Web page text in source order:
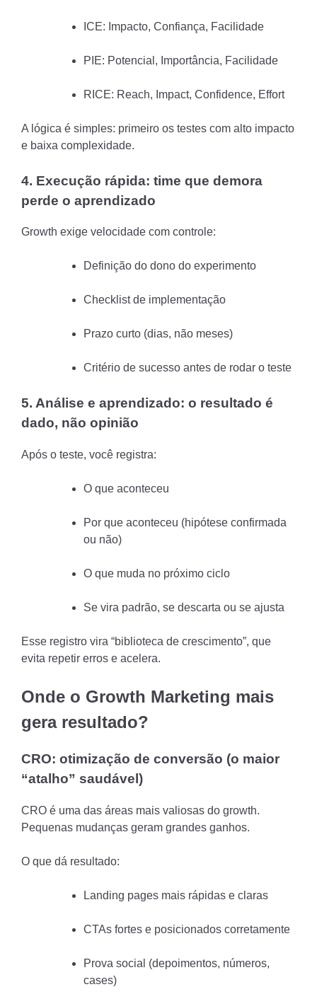
ICE: Impacto, Confiança, Facilidade
PIE: Potencial, Importância, Facilidade
RICE: Reach, Impact, Confidence, Effort
A lógica é simples: primeiro os testes com alto impacto
e baixa complexidade.
4. Execução rápida: time que demora
perde o aprendizado
Growth exige velocidade com controle:
Definição do dono do experimento
Checklist de implementação
Prazo curto (dias, não meses)
Critério de sucesso antes de rodar o teste
5. Análise e aprendizado: o resultado é
dado, não opinião
Após o teste, você registra:
O que aconteceu
Por que aconteceu (hipótese confirmada
ou não)
O que muda no próximo ciclo
Se vira padrão, se descarta ou se ajusta
Esse registro vira “biblioteca de crescimento”, que
evita repetir erros e acelera.
Onde o Growth Marketing mais
gera resultado?
CRO: otimização de conversão (o maior
“atalho” saudável)
CRO é uma das áreas mais valiosas do growth.
Pequenas mudanças geram grandes ganhos.
O que dá resultado:
Landing pages mais rápidas e claras
CTAs fortes e posicionados corretamente
Prova social (depoimentos, números,
cases)